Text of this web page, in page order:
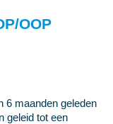
OOP
6 maanden geleden
geleid tot een